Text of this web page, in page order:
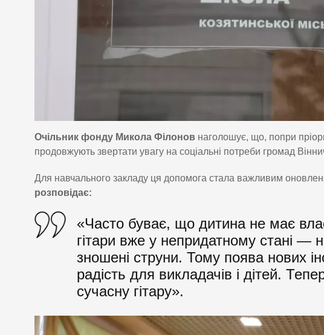
Очільник фонду Микола Філонов наголошує, що, попри
продовжують звертати увагу на соціальні потреби громад
Для навчального закладу ця допомога стала важливим
розповідає:
«Часто буває, що дитина не має
гітари вже у непридатному стані —
зношені струни. Тому поява нових
радість для викладачів і дітей.
сучасну гітару».